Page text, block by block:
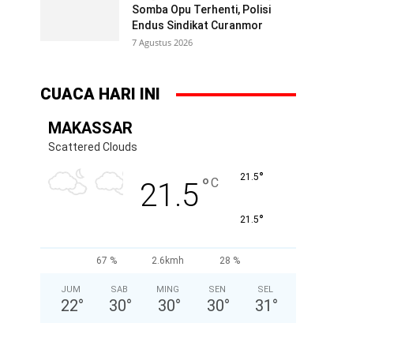
Somba Opu Terhenti, Polisi
Endus Sindikat Curanmor
7 Agustus 2026
CUACA HARI INI
MAKASSAR
Scattered Clouds
21.5°C 21.5°
21.5°
67 % 2.6kmh 28 %
JUM
22°
SAB
30°
MING
30°
SEN
30°
SEL
31 °